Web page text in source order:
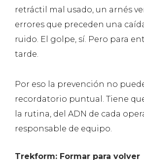
retráctil mal usado, un arnés
errores que preceden una
ruido. El golpe, sí. Pero para
tarde.
Por eso la prevención no
recordatorio puntual. Tiene
la rutina, del ADN de cada
responsable de equipo.
Trekform: Formar para volver